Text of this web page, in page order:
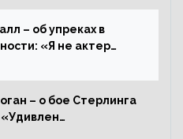
– об упреках в
«Я не актер
– о бое Стерлинга
«Удивлен